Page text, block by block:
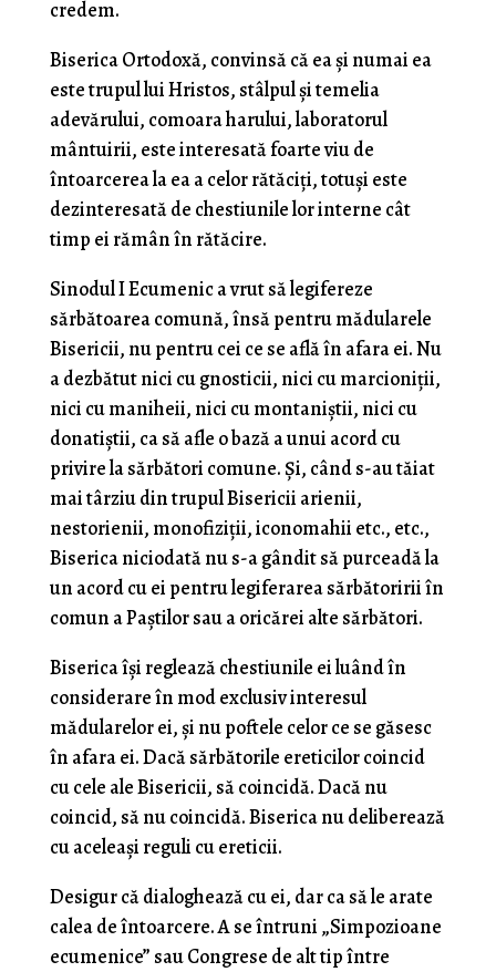
credem.
Biserica Ortodoxă, convinsă că ea și numai ea
este trupul lui Hristos, stâlpul și temelia
adevărului, comoara harului, laboratorul
mântuirii, este interesată foarte viu de
întoarcerea la ea a celor rătăciți, totuși este
dezinteresată de chestiunile lor interne cât
timp ei rămân în rătăcire.
Sinodul I Ecumenic a vrut să legifereze
sărbătoarea comună, însă pentru mădularele
Bisericii, nu pentru cei ce se află în afara ei. Nu
a dezbătut nici cu gnosticii, nici cu marcioniții,
nici cu maniheii, nici cu montaniștii, nici cu
donatiștii, ca să afle o bază a unui acord cu
privire la sărbători comune. Și, când s-au tăiat
mai târziu din trupul Bisericii arienii,
nestorienii, monofiziții, iconomahii etc., etc.,
Biserica niciodată nu s-a gândit să purceadă la
un acord cu ei pentru legiferarea sărbătoririi în
comun a Paștilor sau a oricărei alte sărbători.
Biserica își reglează chestiunile ei luând în
considerare în mod exclusiv interesul
mădularelor ei, și nu poftele celor ce se găsesc
în afara ei. Dacă sărbătorile ereticilor coincid
cu cele ale Bisericii, să coincidă. Dacă nu
coincid, să nu coincidă. Biserica nu deliberează
cu aceleași reguli cu ereticii.
Desigur că dialoghează cu ei, dar ca să le arate
calea de întoarcere. A se întruni „Simpozioane
ecumenice” sau Congrese de alt tip între